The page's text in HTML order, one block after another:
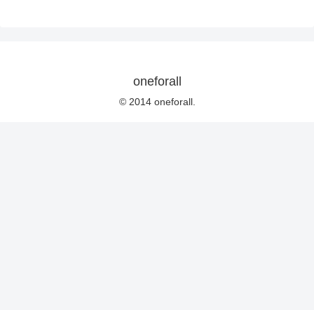
oneforall
© 2014 oneforall.